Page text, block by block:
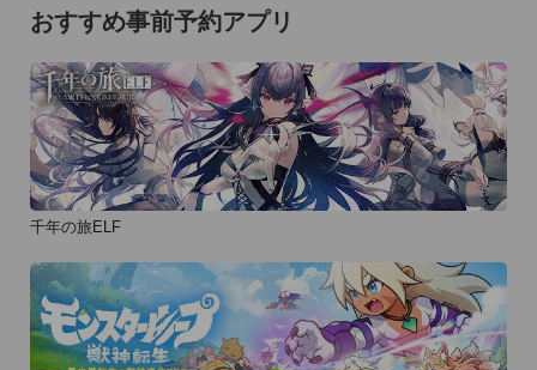
おすすめ事前予約アプリ
千年の旅ELF